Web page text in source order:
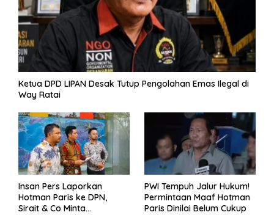
Ketua DPD LIPAN Desak Tutup Pengolahan Emas Ilegal di
Way Ratai
Insan Pers Laporkan
Hotman Paris ke DPN,
Sirait & Co Minta
PWI Tempuh Jalur Hukum!
Permintaan Maaf Hotman
Paris Dinilai Belum Cukup